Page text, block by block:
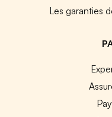
Les garanties